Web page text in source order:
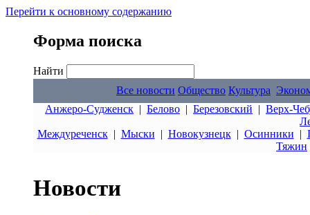
Перейти к основному содержанию
Форма поиска
Найти
Все новости Общество Культура
Анжеро-Судженск | Белово | Березовский | Верх-
Междуреченск| Мыски | Новокузнецк| Осинники |
Тяжин
Новости